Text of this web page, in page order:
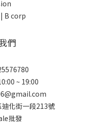
B corp
們
~ 19:00
化街一段213號
批發